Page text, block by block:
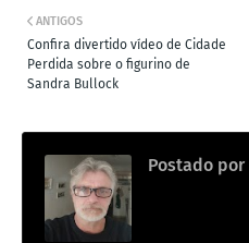
ANTIGOS
Confira divertido vídeo de Cidade
Perdida sobre o figurino de
Sandra Bullock
Postado por